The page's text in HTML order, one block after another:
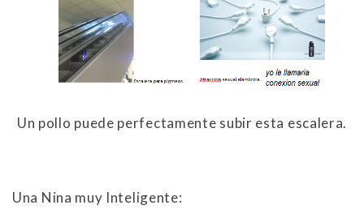
Un pollo puede perfectamente subir esta escalera.
Una Nina muy Inteligente: